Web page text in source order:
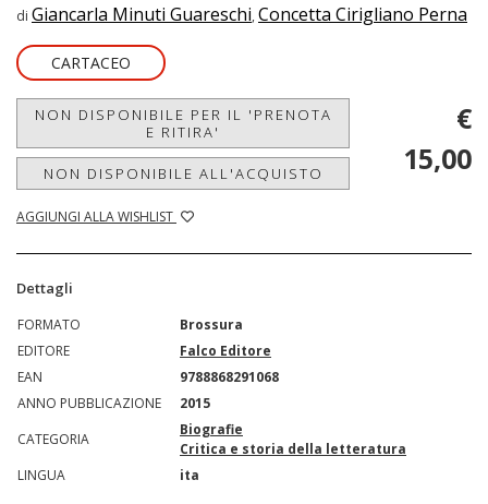
di Giancarla Minuti Guareschi, Concetta Cirigliano Perna
CARTACEO
NON DISPONIBILE PER IL 'PRENOTA
E RITIRA'
NON DISPONIBILE ALL'ACQUISTO
AGGIUNGI ALLA WISHLIST
€
15,00
Dettagli
FORMATO
Brossura
EDITORE
Falco Editore
EAN
9788868291068
ANNO PUBBLICAZIONE
2015
CATEGORIA
Biografie
Critica e storia della letteratura
LINGUA
ita